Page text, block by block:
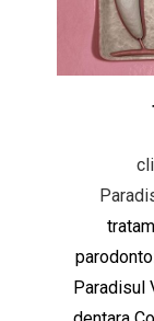
Paradisul